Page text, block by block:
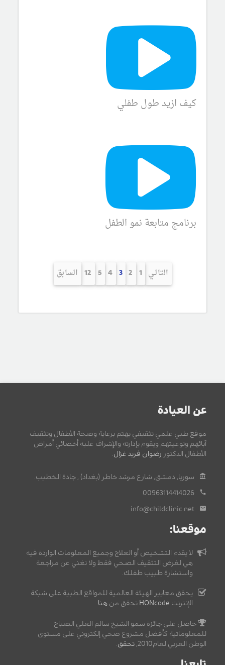
كيف ازيد طول طفلي
برنامج متابعة نمو الطفل
التالـي 1
2
3
4
5
12 السابق
عن العيادة
موقع طبي علمي تثقيفي يهتم برعاية وصحة الأطفال وتثقيف
آبائهم وتوعيتهم ويقوم بإدارته والإشراف عليه أخصائي أمراض
الأطفال الدكتور رضوان فريد غزال.
سوريا, دمشق, شارع مرشد خاطر (بغداد) , جادة الخطيب.
00963114414026
info@childclinic.net
موقعنا:
لا يقدم التشخيص أو العلاج وجميع المعلومات الواردة فيه
هي لغرض التثقيف الصحي فقط ولا تغني عن مراجعة
واستشارة طبيب طفلك.
يحقق معايير الهيئة العالمية للمواقع الطبية على شبكة
الإنترنت HONcode تحقق من هنا
حاصل على جائزة سمو الشيخ سالم العلي الصباح
للمعلوماتية كأفضل مشروع صحي إلكتروني على مستوى
الوطن العربي لعام2010,
تحقق.